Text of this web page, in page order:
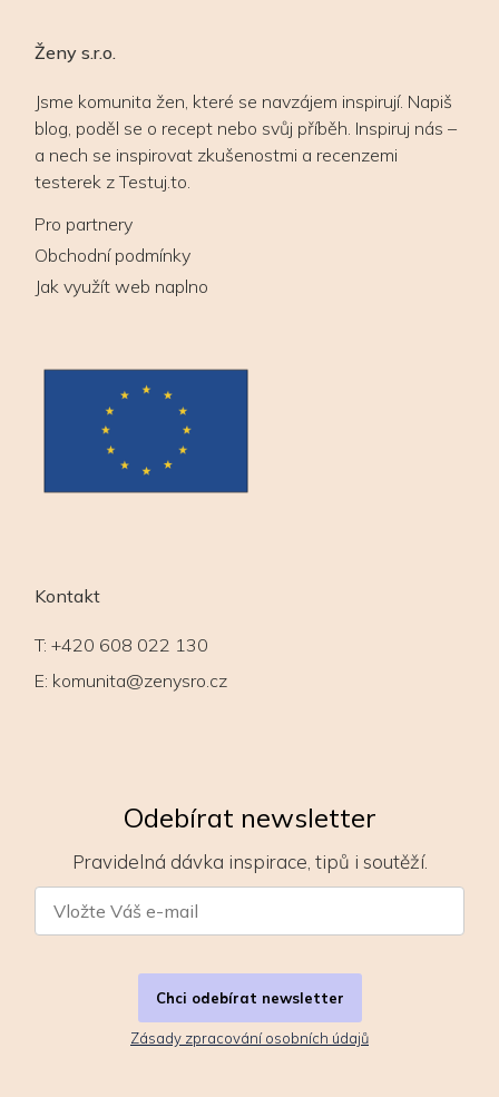
Ženy s.r.o.
Jsme komunita žen, které se navzájem inspirují. Napiš
blog, poděl se o recept nebo svůj příběh. Inspiruj nás –
a nech se inspirovat zkušenostmi a recenzemi
testerek z Testuj.to.
Pro partnery
Obchodní podmínky
Jak využít web naplno
Kontakt
T: +420 608 022 130
E: komunita@zenysro.cz
Odebírat newsletter
Pravidelná dávka inspirace, tipů i soutěží.
Chci odebírat newsletter
Zásady zpracování osobních údajů